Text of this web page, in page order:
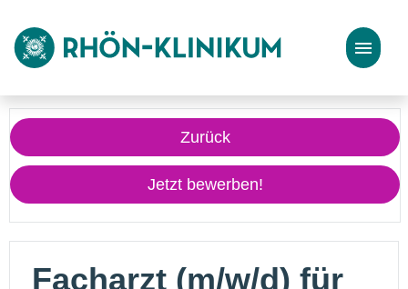
Stellenangebote
Bewerbungstipps
Zurück
Jetzt bewerben!
Facharzt (m/w/d) für